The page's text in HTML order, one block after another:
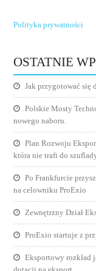
Polityka prywatności
OSTATNIE
Jak przygotować się
Polskie Mosty
nowego naboru.
Plan Rozwoju
która nie trafi do
Po Frankfurcie
na celowniku ProExio
Zewnętrzny Dział
ProExio startuje z
Eksportowy rozkład